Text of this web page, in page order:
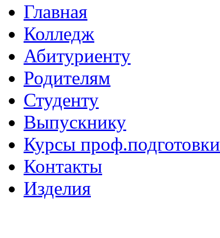
Главная
Колледж
Абитуриенту
Родителям
Студенту
Выпускнику
Курсы проф.подготовки
Контакты
Изделия